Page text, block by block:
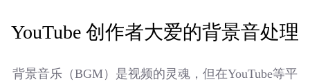
YouTube 创作者大爱的背景音处理
背景音乐（BGM）是视频的灵魂，但在YouTube等平